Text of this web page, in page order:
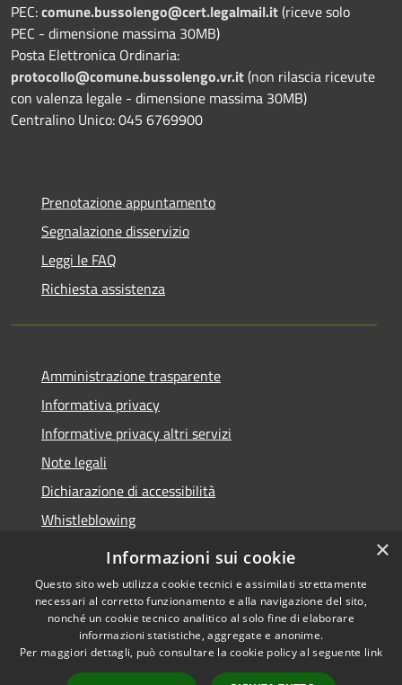
PEC:comune.bussolengo@cert.legalmail.it(riceve solo
PEC - dimensione massima 30MB)
Posta Elettronica Ordinaria:
protocollo@comune.bussolengo.vr.it(non rilascia ricevute
con valenza legale - dimensione massima 30MB)
Centralino Unico: 045 6769900
Prenotazione appuntamento
Segnalazione disservizio
Leggi le FAQ
Richiesta assistenza
Amministrazione trasparente
Informativa privacy
Informative privacy altri servizi
Note legali
Dichiarazione di accessibilità
Whistleblowing
RSS
Accessibilità
Privacy
Copyright © 2026 • Comune di
Bussolengo • Powered by
Municipium•Accesso
redazione
×
Informazioni sui cookie
Questo sito web utilizza cookie tecnici e assimilati strettamente
necessari al corretto funzionamento e alla navigazione del sito,
nonché un cookie tecnico analitico al solo fine di elaborare
informazioni statistiche, aggregate e anonime.
Per maggiori dettagli, può consultare la cookie policy al seguente link